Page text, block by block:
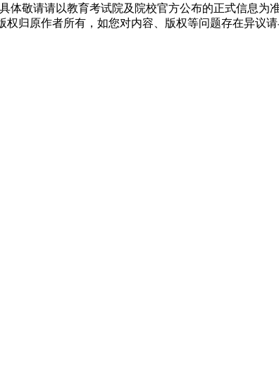
敬请请以教育考试院及院校官方公布的正式信息为准
归原作者所有，如您对内容、版权等问题存在异议